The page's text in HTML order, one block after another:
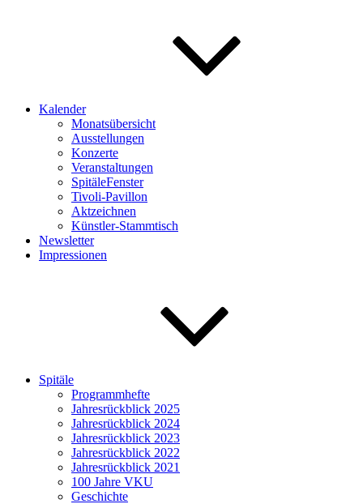
Kalender
Monatsübersicht
Ausstellungen
Konzerte
Veranstaltungen
SpitäleFenster
Tivoli-Pavillon
Aktzeichnen
Künstler-Stammtisch
Newsletter
Impressionen
Spitäle
Programmhefte
Jahresrückblick 2025
Jahresrückblick 2024
Jahresrückblick 2023
Jahresrückblick 2022
Jahresrückblick 2021
100 Jahre VKU
Geschichte